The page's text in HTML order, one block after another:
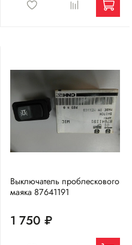
Выключатель проблескового
маяка 87641191
1 750 ₽